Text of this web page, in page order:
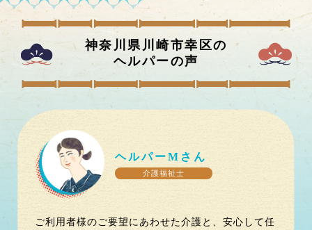
神奈川県川崎市幸区の
ヘルパーの声
ヘルパーM さん
介護福祉士
ご利用者様のご要望にあわせた介護と、安心して任